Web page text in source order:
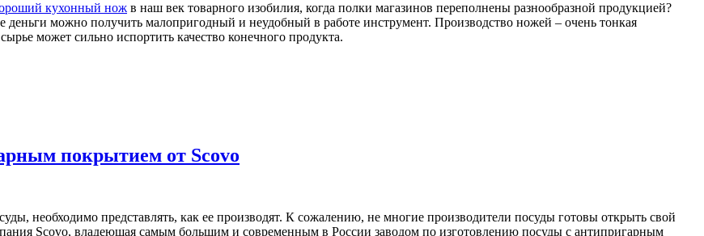
кухонный нож в наш век товарного изобилия, когда полки магазинов переполнены разнообразной продукцией?
деньги можно получить малопригодный и неудобный в работе инструмент. Производство ножей – очень тонкая
может сильно испортить качество конечного продукта.
покрытием от Scovo
необходимо представлять, как ее производят. К сожалению, не многие производители посуды готовы открыть свой
Scovo, владеющая самым большим и современным в России заводом по изготовлению посуды с антипригарным